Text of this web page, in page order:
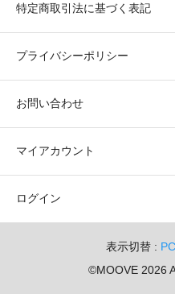
特定商取引法に基づく表記
プライバシーポリシー
お問い合わせ
マイアカウント
ログイン
表示切替 :
©MOOVE 2026